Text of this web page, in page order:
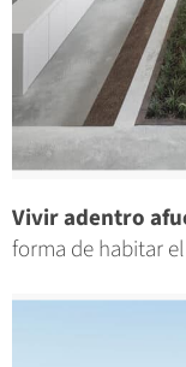
Vivir adentro
forma de habitar